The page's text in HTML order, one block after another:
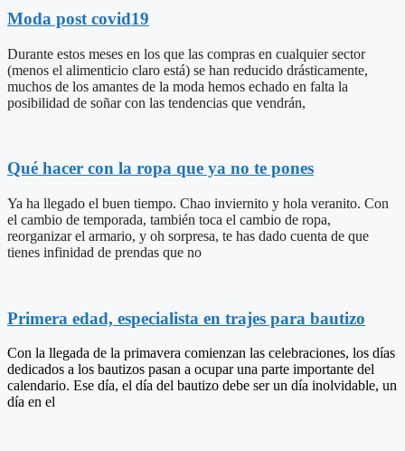
Moda post covid19
Durante estos meses en los que las compras en cualquier sector
(menos el alimenticio claro está) se han reducido drásticamente,
muchos de los amantes de la moda hemos echado en falta la
posibilidad de soñar con las tendencias que vendrán,
Qué hacer con la ropa que ya no te pones
Ya ha llegado el buen tiempo. Chao inviernito y hola veranito. Con
el cambio de temporada, también toca el cambio de ropa,
reorganizar el armario, y oh sorpresa, te has dado cuenta de que
tienes infinidad de prendas que no
Primera edad, especialista en trajes para bautizo
Con la llegada de la primavera comienzan las celebraciones, los días
dedicados a los bautizos pasan a ocupar una parte importante del
calendario. Ese día, el día del bautizo debe ser un día inolvidable, un
día en el